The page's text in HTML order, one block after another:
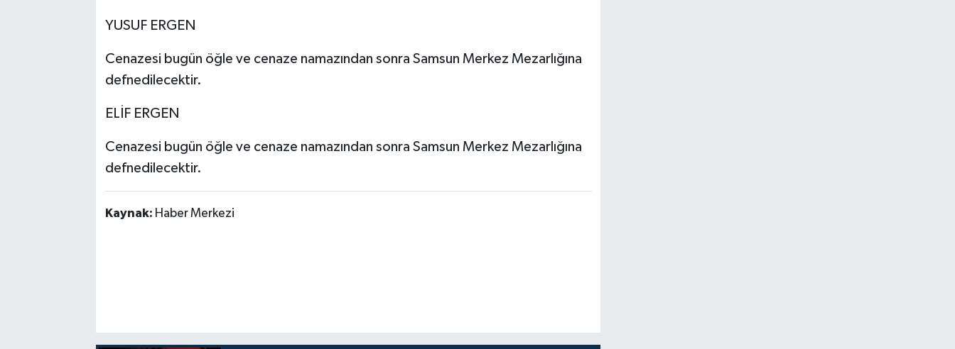
YUSUF ERGEN
Cenazesi bugün öğle ve cenaze namazından sonra Samsun Merkez Mezarlığına
defnedilecektir.
ELİF ERGEN
Cenazesi bugün öğle ve cenaze namazından sonra Samsun Merkez Mezarlığına
defnedilecektir.
Kaynak: Haber Merkezi